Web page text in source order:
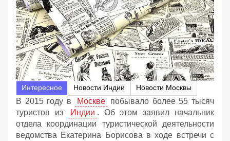
Интересное Новости Индии Новости Москвы
В 2015 году в Москве
побывало более 55 тысяч
туристов из
Индии . Об этом заявил начальник
отдела координации туристической деятельности
ведомства Екатерина Борисова в ходе встречи с